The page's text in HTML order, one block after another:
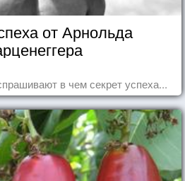
от Арнольда
в чем секрет успеха...